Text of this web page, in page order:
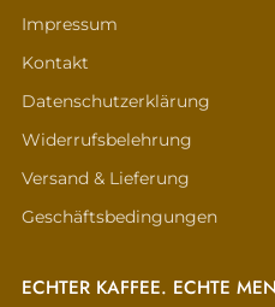
Impressum
Kontakt
Datenschutzerklärung
Widerrufsbelehrung
Versand & Lieferung
Geschäftsbedingungen
ECHTER KAFFEE. ECHTE